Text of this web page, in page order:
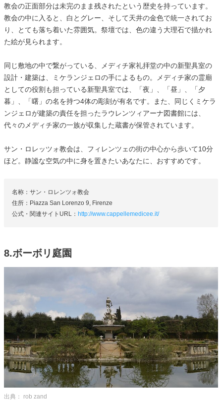
教会の正面部分は未完のまま残されたという歴史を持っています。
教会の中に入ると、白とグレー、そして天井の金色で統一されてお
り、とても落ち着いた雰囲気。祭壇では、色の違う大理石で描かれ
た絵が見られます。
同じ敷地の中で繋がっている、メディチ家礼拝堂の中の新聖具室の
設計・建築は、ミケランジェロの手によるもの。メディチ家の霊廟
としての役割も担っている新聖具室では、「夜」、「昼」、「夕
暮」、「曙」の名を持つ4体の彫刻が有名です。また、同じくミケラ
ンジェロが建築の責任を担ったラウレンツィアーナ図書館には、
代々のメディチ家の一族が収集した蔵書が保管されています。
サン・ロレッツォ教会は、フィレンツェの街の中心から歩いて10分
ほど。静謐な空気の中に身を置きたいあなたに、おすすめです。
名称：サン・ロレンツォ教会
住所：Piazza San Lorenzo 9, Firenze
公式・関連サイトURL： http://www.cappellemedicee.it/
8.ボーボリ庭園
出典： rob zand